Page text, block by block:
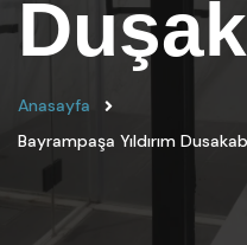
Anasayfa
Bayrampaşa Yıldırım